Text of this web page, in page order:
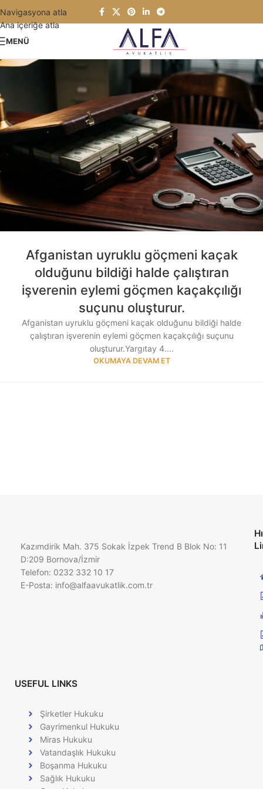
Navigasyona atla
Ana içeriğe atla
MENÜ
Afganistan uyruklu göçmeni kaçak
olduğunu bildiği halde çalıştıran
işverenin eylemi göçmen kaçakçılığı
suçunu oluşturur.
Afganistan uyruklu göçmeni kaçak olduğunu bildiği halde
çalıştıran işverenin eylemi göçmen kaçakçılığı suçunu
oluşturur.Yargıtay 4....
OKUMAYA DEVAM ET
Kazımdirik Mah. 375 Sokak İzpek Trend B Blok No: 11
D:209 Bornova/İzmir
Telefon: 0232 332 10 17
E-Posta: info@alfaavukatlik.com.tr
USEFUL LINKS
Şirketler Hukuku
Gayrimenkul Hukuku
Miras Hukuku
Vatandaşlık Hukuku
Boşanma Hukuku
Sağlık Hukuku